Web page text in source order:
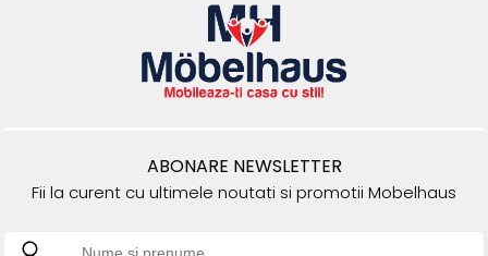
ABONARE NEWSLETTER
Fii la curent cu ultimele noutati si promotii Mobelhaus